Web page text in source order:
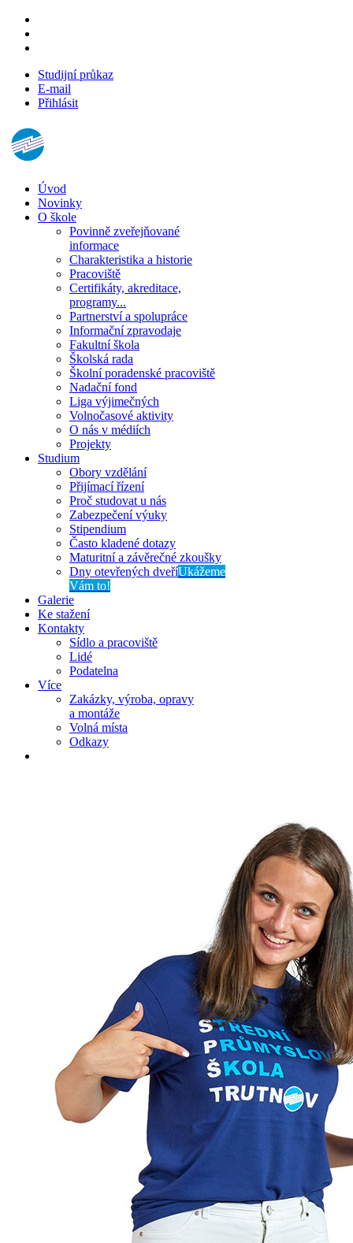
Studijní průkaz
E-mail
Přihlásit
Úvod
Novinky
O škole
Povinně zveřejňované
informace
Charakteristika a historie
Pracoviště
Certifikáty, akreditace,
programy...
Partnerství a spolupráce
Informační zpravodaje
Fakultní škola
Školská rada
Školní poradenské pracoviště
Nadační fond
Liga výjimečných
Volnočasové aktivity
O nás v médiích
Projekty
Studium
Obory vzdělání
Přijímací řízení
Proč studovat u nás
Zabezpečení výuky
Stipendium
Často kladené dotazy
Maturitní a závěrečné zkoušky
Dny otevřených dveříUkážeme
Vám to!
Galerie
Ke stažení
Kontakty
Sídlo a pracoviště
Lidé
Podatelna
Více
Zakázky, výroba, opravy
a montáže
Volná místa
Odkazy